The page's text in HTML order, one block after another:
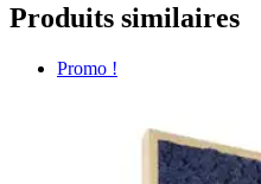
Produits similaires
Promo !